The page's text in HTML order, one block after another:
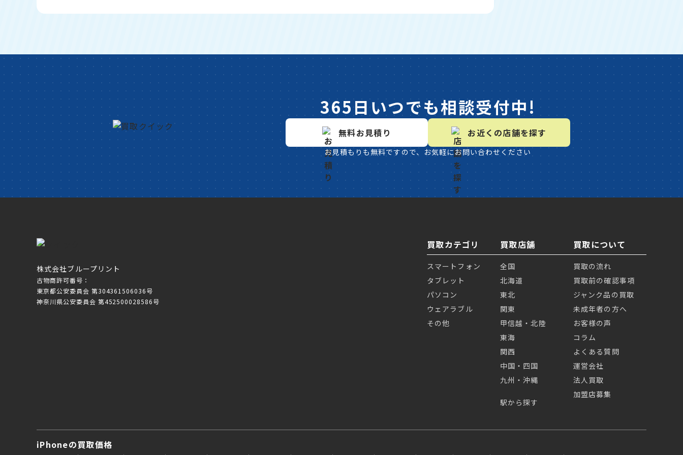
365日いつでも相談受付中!
無料お見積り お近くの店舗を探す
お見積もりも無料ですので、お気軽にお問い合わせください
株式会社ブループリント
古物商許可番号：
東京都公安委員会 第304361506036号
神奈川県公安委員会 第452500028586号
買取カテゴリ
スマートフォン
タブレット
パソコン
ウェアラブル
その他
買取店舗
全国
北海道
東北
関東
甲信越・北陸
東海
関西
中国・四国
九州・沖縄
駅から探す
買取について
買取の流れ
買取前の確認事項
ジャンク品の買取
未成年者の方へ
お客様の声
コラム
よくある質問
運営会社
法人買取
加盟店募集
iPhoneの買取価格